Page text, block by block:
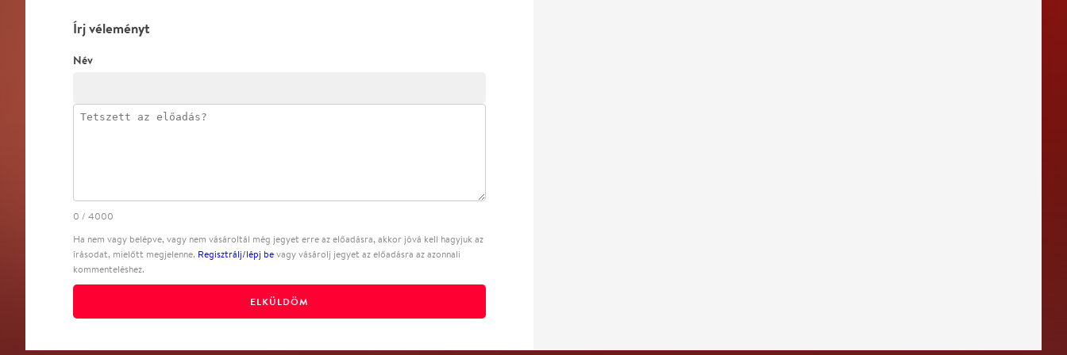
Írj véleményt
Név
0 / 4000
Ha nem vagy belépve, vagy nem vásároltál még jegyet erre az előadásra, akkor jóvá kell hagyjuk az
írásodat, mielőtt megjelenne. Regisztrálj/lépj be vagy vásárolj jegyet az előadásra az azonnali
kommenteléshez.
ELKÜLDÖM